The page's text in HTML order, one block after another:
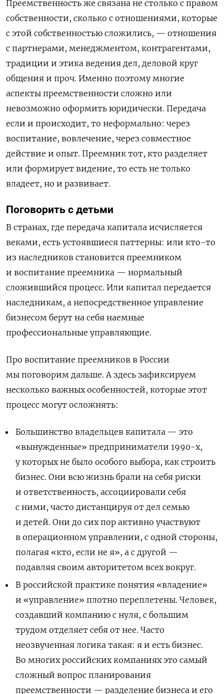
Преемственность же связана не столько с правом
собственности, сколько с отношениями, которые
с этой собственностью сложились, — отношения
с партнерами, менеджментом, контрагентами,
традиции и этика ведения дел, деловой круг
общения и проч. Именно поэтому многие
аспекты преемственности сложно или
невозможно оформить юридически. Передача
если и происходит, то неформально: через
воспитание, вовлечение, через совместное
действие и опыт. Преемник тот, кто разделяет
или формирует видение, то есть не только
владеет, но и развивает.
Поговорить с детьми
В странах, где передача капитала исчисляется
веками, есть устоявшиеся паттерны: или кто-то
из наследников становится преемником
и воспитание преемника — нормальный
сложившийся процесс. Или капитал передается
наследникам, а непосредственное управление
бизнесом берут на себя наемные
профессиональные управляющие.
Про воспитание преемников в России
мы поговорим дальше. А здесь зафиксируем
несколько важных особенностей, которые этот
процесс могут осложнять:
Большинство владельцев капитала — это
«вынужденные» предприниматели 1990-х,
у которых не было особого выбора, как строить
бизнес. Они всю жизнь брали на себя риски
и ответственность, ассоциировали себя
с ними, часто дистанцируя от дел семью
и детей. Они до сих пор активно участвуют
в операционном управлении, с одной стороны,
полагая «кто, если не я», а с другой —
подавляя своим авторитетом всех вокруг.
В российской практике понятия «владение»
и «управление» плотно переплетены. Человек,
создавший компанию с нуля, с большим
трудом отделяет себя от нее. Часто
неозвученная логика такая: я и есть бизнес.
Во многих российских компаниях это самый
сложный вопрос планирования
преемственности — разделение бизнеса и его